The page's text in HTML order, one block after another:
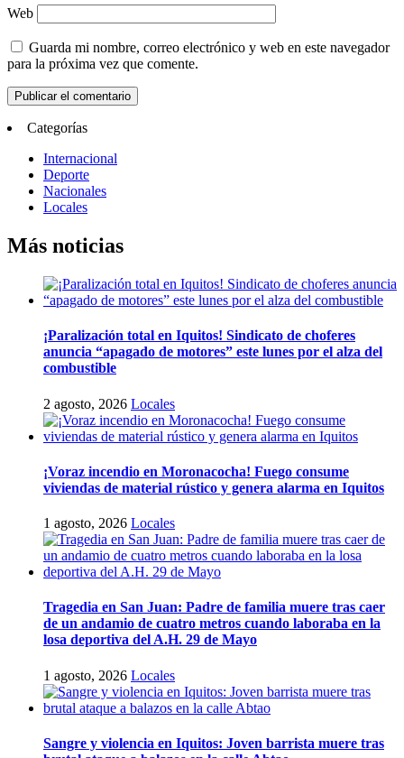
Web
Guarda mi nombre, correo electrónico y web en este navegador
para la próxima vez que comente.
Categorías
Internacional
Deporte
Nacionales
Locales
Más noticias
¡Paralización total en Iquitos! Sindicato de choferes
anuncia “apagado de motores” este lunes por el alza del
combustible
2 agosto, 2026 Locales
¡Voraz incendio en Moronacocha! Fuego consume
viviendas de material rústico y genera alarma en Iquitos
1 agosto, 2026 Locales
Tragedia en San Juan: Padre de familia muere tras caer
de un andamio de cuatro metros cuando laboraba en la
losa deportiva del A.H. 29 de Mayo
1 agosto, 2026 Locales
Sangre y violencia en Iquitos: Joven barrista muere tras